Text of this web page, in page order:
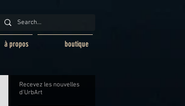
à propos boutique
Recevez les nouvelles
d'UrbArt